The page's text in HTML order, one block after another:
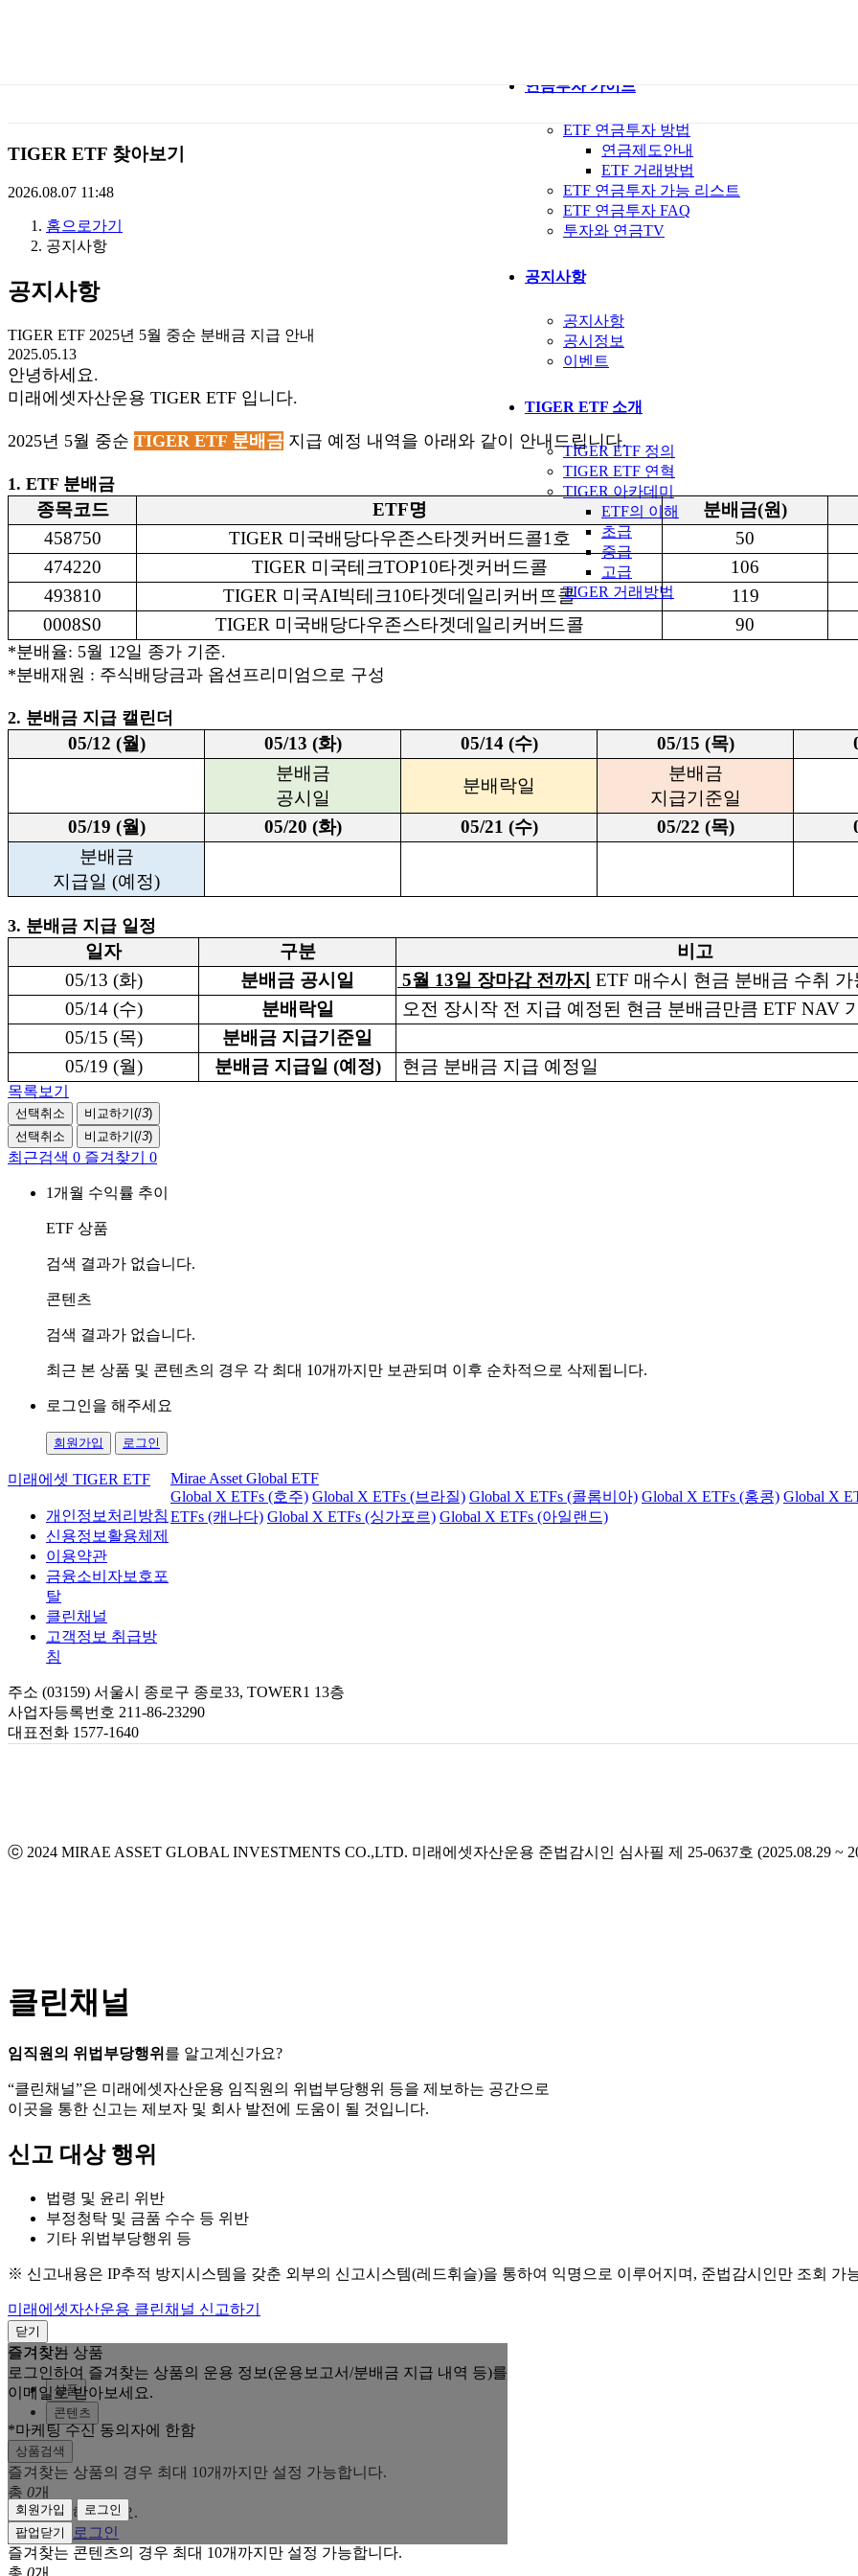
에
셋
TIGERETF
연금투자 가이드
ETF 연금투자 방법
연금제도안내
ETF 거래방법
ETF 연금투자 가능 리스트
ETF 연금투자 FAQ
투자와 연금TV
공지사항
공지사항
공시정보
이벤트
TIGER ETF 소개
TIGER ETF 정의
TIGER ETF 연혁
TIGER 아카데미
ETF의 이해
초급
중급
고급
TIGER 거래방법
TIGER ETF 찾아보기
2026.08.07 11:48
홈으로가기
공지사항
공지사항
TIGER ETF 2025년 5월 중순 분배금 지급 안내
2025.05.13
안녕하세요.
미래에셋자산운용 TIGER ETF 입니다.
2025년 5월 중순 TIGER ETF 분배금 지급 예정 내역을 아래와 같이 안내드립니다.
1. ETF 분배금
종목코드 ETF명 분배금(원)
458750
TIGER 미국배당다우존스타겟커버드콜1호 50
474220
TIGER 미국테크TOP10타겟커버드콜 106
493810
TIGER 미국AI빅테크10타겟데일리커버드콜 119
0008S0
TIGER 미국배당다우존스타겟데일리커버드콜 90
*분배율: 5월 12일 종가 기준.
*분배재원 : 주식배당금과 옵션프리미엄으로 구성
2. 분배금 지급 캘린더
05/12 (월) 05/13 (화) 05/14 (수) 05/15 (목)
분배금
공시일
분배락일
분배금
지급기준일
05/19 (월)
05/20 (화) 05/21 (수) 05/22 (목)
분배금
지급일 (예정)
3. 분배금 지급 일정
일자 구분
비고
05/13 (화)
분배금 공시일 5월 13일 장마감 전까지 ETF 매수시 현금 분배금 수취 가
05/14 (수)
분배락일
오전 장시작 전 지급 예정된 현금 분배금만큼 ETF NAV
05/15 (목)
분배금 지급기준일
05/19 (월)
분배금 지급일 (예정) 현금 분배금 지급 예정일
목록보기
선택취소 비교하기(/3)
선택취소
비교하기(/3)
최근검색 0 즐겨찾기 0
1개월 수익률 추이
ETF 상품
검색 결과가 없습니다.
콘텐츠
검색 결과가 없습니다.
최근 본 상품 및 콘텐츠의 경우 각 최대 10개까지만 보관되며 이후 순차적으로 삭제됩니다.
로그인을 해주세요
회원가입 로그인
미래에셋 TIGER ETF
개인정보처리방침
신용정보활용체제
이용약관
금융소비자보호포
탈
클린채널
고객정보 취급방
침
Mirae Asset Global ETF
Global X ETFs (호주) Global X ETFs (브라질) Global X ETFs (콜롬비아) Global X ETFs (홍콩) Global X
ETFs (캐나다) Global X ETFs (싱가포르) Global X ETFs (아일랜드)
주소 (03159) 서울시 종로구 종로33, TOWER1 13층
사업자등록번호 211-86-23290
대표전화 1577-1640
ⓒ 2024 MIRAE ASSET GLOBAL INVESTMENTS CO.,LTD. 미래에셋자산운용 준법감시인 심사필 제 25-0637호 (2025.08.29 ~
클린채널
임직원의 위법부당행위 를 알고계신가요?
“클린채널”은 미래에셋자산운용 임직원의 위법부당행위 등을 제보하는 공간으로
이곳을 통한 신고는 제보자 및 회사 발전에 도움이 될 것입니다.
신고 대상 행위
법령 및 윤리 위반
부정청탁 및 금품 수수 등 위반
기타 위법부당행위 등
※ 신고내용은 IP추적 방지시스템을 갖춘 외부의 신고시스템(레드휘슬)을 통하여 익명으로 이루어지며, 준법감시인만 조회 가
미래에셋자산운용 클린채널 신고하기
닫기
즐겨찾는 상품
로그인하여 즐겨찾는 상품의 운용 정보(운용보고서/분배금 지급 내역 등)를
이메일로 받아보세요.
*마케팅 수신 동의자에 한함
회원가입
로그인
팝업닫기
즐겨찾기
상품
콘텐츠
상품검색
즐겨찾는 상품의 경우 최대 10개까지만 설정 가능합니다.
총 0개
로그인을 해주세요.
회원가입
로그인
즐겨찾는 콘텐츠의 경우 최대 10개까지만 설정 가능합니다.
총 0개